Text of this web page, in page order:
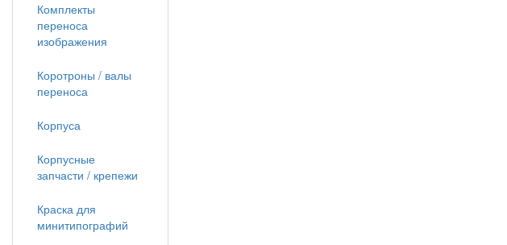
Комплекты
переноса
изображения
Коротроны / валы
переноса
Корпуса
Корпусные
запчасти / крепежи
Краска для
минитипографий